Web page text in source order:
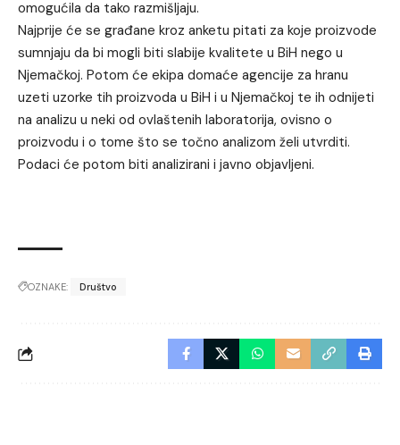
omogućila da tako razmišljaju.
Najprije će se građane kroz anketu pitati za koje proizvode
sumnjaju da bi mogli biti slabije kvalitete u BiH nego u
Njemačkoj. Potom će ekipa domaće agencije za hranu
uzeti uzorke tih proizvoda u BiH i u Njemačkoj te ih odnijeti
na analizu u neki od ovlaštenih laboratorija, ovisno o
proizvodu i o tome što se točno analizom želi utvrditi.
Podaci će potom biti analizirani i javno objavljeni.
OZNAKE: Društvo